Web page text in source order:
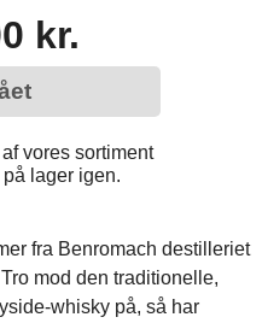
kr.
vores sortiment
lager igen.
fra Benromach destilleriet
mod den traditionelle,
whisky på, så har